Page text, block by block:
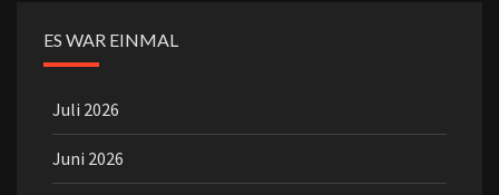
ES WAR EINMAL
Juli 2026
Juni 2026